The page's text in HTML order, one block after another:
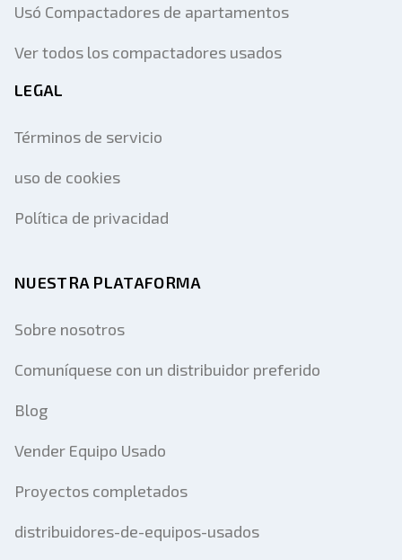
Usó Compactadores de apartamentos
Ver todos los compactadores usados
LEGAL
Términos de servicio
uso de cookies
Política de privacidad
NUESTRA PLATAFORMA
Sobre nosotros
Comuníquese con un distribuidor preferido
Blog
Vender Equipo Usado
Proyectos completados
distribuidores-de-equipos-usados